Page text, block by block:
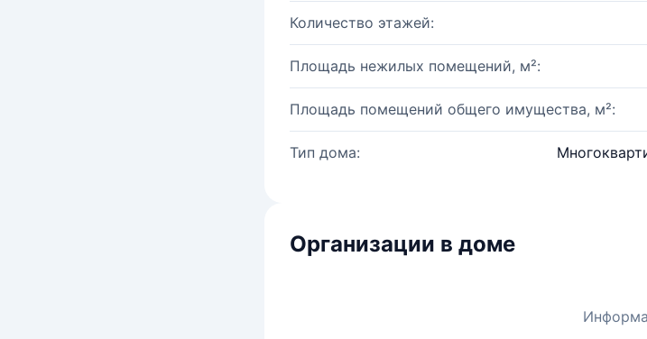
Количество этажей:
Площадь нежилых помещений, м²:
Площадь помещений общего имущества, м²:
Тип дома:
Организации в доме